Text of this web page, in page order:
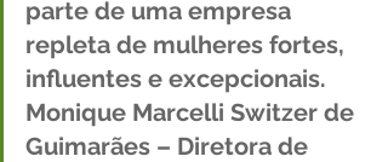
parte de uma empresa
repleta de mulheres fortes,
influentes e excepcionais.
Monique Marcelli Switzer de
Guimarães – Diretora de